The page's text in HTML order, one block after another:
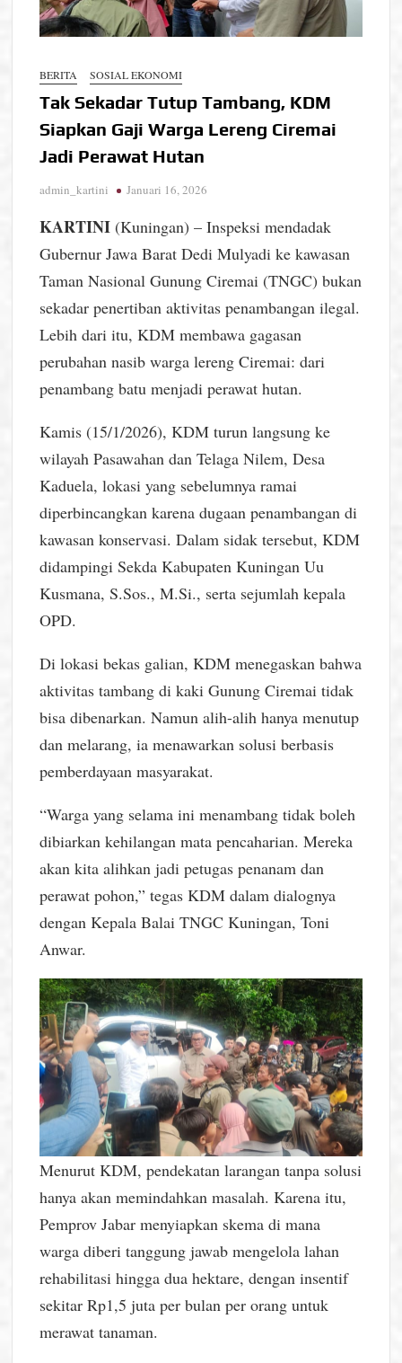
BERITA SOSIAL EKONOMI
Tak Sekadar Tutup Tambang, KDM
Siapkan Gaji Warga Lereng Ciremai
Jadi Perawat Hutan
admin_kartini Januari 16, 2026
KARTINI (Kuningan) – Inspeksi mendadak
Gubernur Jawa Barat Dedi Mulyadi ke kawasan
Taman Nasional Gunung Ciremai (TNGC) bukan
sekadar penertiban aktivitas penambangan ilegal.
Lebih dari itu, KDM membawa gagasan
perubahan nasib warga lereng Ciremai: dari
penambang batu menjadi perawat hutan.
Kamis (15/1/2026), KDM turun langsung ke
wilayah Pasawahan dan Telaga Nilem, Desa
Kaduela, lokasi yang sebelumnya ramai
diperbincangkan karena dugaan penambangan di
kawasan konservasi. Dalam sidak tersebut, KDM
didampingi Sekda Kabupaten Kuningan Uu
Kusmana, S.Sos., M.Si., serta sejumlah kepala
OPD.
Di lokasi bekas galian, KDM menegaskan bahwa
aktivitas tambang di kaki Gunung Ciremai tidak
bisa dibenarkan. Namun alih-alih hanya menutup
dan melarang, ia menawarkan solusi berbasis
pemberdayaan masyarakat.
“Warga yang selama ini menambang tidak boleh
dibiarkan kehilangan mata pencaharian. Mereka
akan kita alihkan jadi petugas penanam dan
perawat pohon,” tegas KDM dalam dialognya
dengan Kepala Balai TNGC Kuningan, Toni
Anwar.
Menurut KDM, pendekatan larangan tanpa solusi
hanya akan memindahkan masalah. Karena itu,
Pemprov Jabar menyiapkan skema di mana
warga diberi tanggung jawab mengelola lahan
rehabilitasi hingga dua hektare, dengan insentif
sekitar Rp1,5 juta per bulan per orang untuk
merawat tanaman.